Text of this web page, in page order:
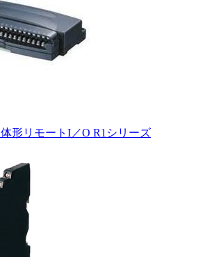
形リモートI／O R1シリーズ